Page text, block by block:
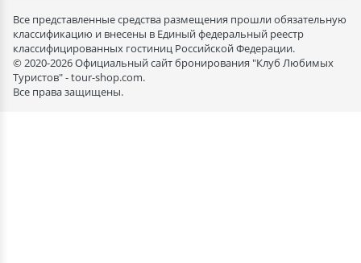
Все представленные средства размещения прошли обязательную
классификацию и внесены в Единый федеральный реестр
классифицированных гостиниц Российской Федерации.
© 2020-2026 Официальный сайт бронирования "Клуб Любимых
Туристов" - tour-shop.com.
Все права защищены.